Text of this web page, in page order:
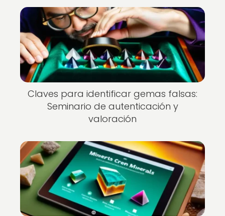
Claves para identificar gemas falsas:
Seminario de autenticación y
valoración